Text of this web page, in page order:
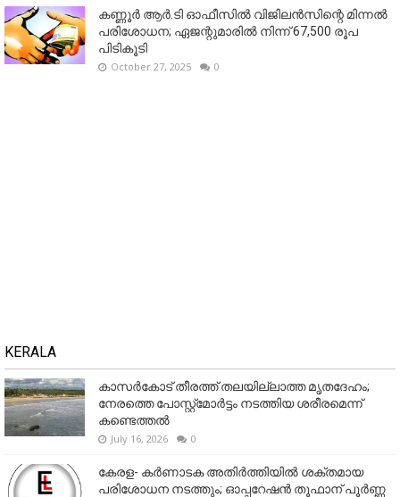
കണ്ണൂര്‍ ആര്‍.ടി ഓഫീസില്‍ വിജിലൻസിന്റെ മിന്നല്‍
പരിശോധന; ഏജന്റുമാരില്‍ നിന്ന് 67,500 രൂപ
പിടികൂടി
October 27, 2025 0
KERALA
കാസർകോട് തീരത്ത് തലയില്ലാത്ത മൃതദേഹം;
നേരത്തെ പോസ്റ്റ്‌മോർട്ടം നടത്തിയ ശരീരമെന്ന്
കണ്ടെത്തൽ
July 16, 2026 0
കേരള- കർണാടക അതിർത്തിയിൽ ശക്തമായ
പരിശോധന നടത്തും; ഓപ്പറേഷൻ തൂഫാന് പൂർണ്ണ